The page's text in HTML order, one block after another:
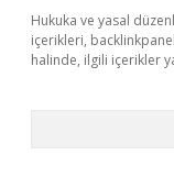
Hukuka ve yasal
içerikleri,
halinde, ilgili içerikler